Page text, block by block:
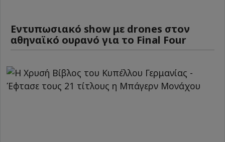
Εντυπωσιακό show με drones στον
αθηναϊκό ουρανό για το Final Four